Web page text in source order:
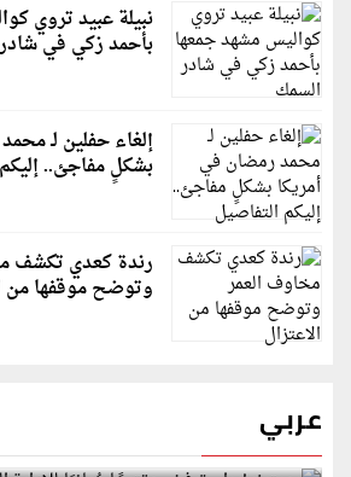
نبيلة عبيد تروي
بأحمد زكي في
إلغاء حفلين لـ
بشكلٍ مفاجئ..
رندة كعدي تكشف
وتوضح موقفها من
عربي
رويترز: إيران ترفض مقترحًا عُمانيًا
لمضيق هرمز